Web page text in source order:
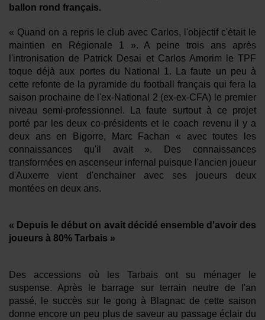
RÉGIE PUBLICTIAIRE
Se connecter
ballon rond français.
« Quand on a repris le club avec Carlos, l'objectif c'était le
maintien en Régionale 1 ». A peine trois ans après
l'intronisation de Patrick Desai et Carlos Amorim le TPF
toque déjà aux portes du National 1. La faute un peu à
cette refonte de la pyramide du football français qui fera la
saison prochaine de l'ex-National 2 (ex-ex-CFA) le premier
niveau semi-professionnel. La faute surtout à ce projet
porté par les deux co-présidents et le coach revenu il y a
deux ans en Bigorre, Marc Fachan « avec toutes les
connaissances qu'il avait ». Des connaissances
transformées en ascenseur infernal puisque l'ancien joueur
d'Auxerre vient d'enchainer avec ses joueurs deux
montées en deux ans.
« Depuis le début on avait décidé ensemble d'avoir des
joueurs à 80% Tarbais »
Des accessions où les Tarbais ont su ménager le
suspense. Après le barrage sur terrain neutre de l'an
passé, le succès sur le gong à Blagnac de cette saison
donne encore un peu plus de saveur au passage éclair du